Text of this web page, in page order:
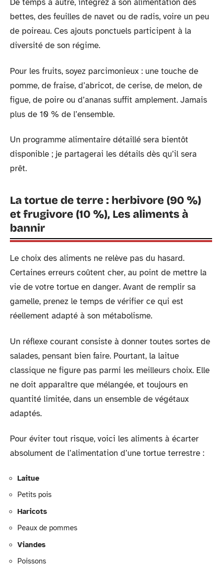
De temps à autre, intégrez à son alimentation des
bettes, des feuilles de navet ou de radis, voire un peu
de poireau. Ces ajouts ponctuels participent à la
diversité de son régime.
Pour les fruits, soyez parcimonieux : une touche de
pomme, de fraise, d’abricot, de cerise, de melon, de
figue, de poire ou d’ananas suffit amplement. Jamais
plus de 10 % de l’ensemble.
Un programme alimentaire détaillé sera bientôt
disponible ; je partagerai les détails dès qu’il sera
prêt.
La tortue de terre : herbivore (90 %)
et frugivore (10 %), Les aliments à
bannir
Le choix des aliments ne relève pas du hasard.
Certaines erreurs coûtent cher, au point de mettre la
vie de votre tortue en danger. Avant de remplir sa
gamelle, prenez le temps de vérifier ce qui est
réellement adapté à son métabolisme.
Un réflexe courant consiste à donner toutes sortes de
salades, pensant bien faire. Pourtant, la laitue
classique ne figure pas parmi les meilleurs choix. Elle
ne doit apparaître que mélangée, et toujours en
quantité limitée, dans un ensemble de végétaux
adaptés.
Pour éviter tout risque, voici les aliments à écarter
absolument de l’alimentation d’une tortue terrestre :
Laitue
Petits pois
Haricots
Peaux de pommes
Viandes
Poissons